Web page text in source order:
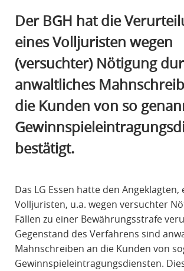
Der BGH hat die
eines Volljuristen wegen
(versuchter) Nötigung
anwaltliches
die Kunden von so
bestätigt.
Das LG Essen hatte den Angeklagten,
Volljuristen, u.a. wegen versuchter
Fällen zu einer Bewährungsstrafe
Gegenstand des Verfahrens sind
Mahnschreiben an die Kunden von
Gewinnspieleintragungsdiensten.